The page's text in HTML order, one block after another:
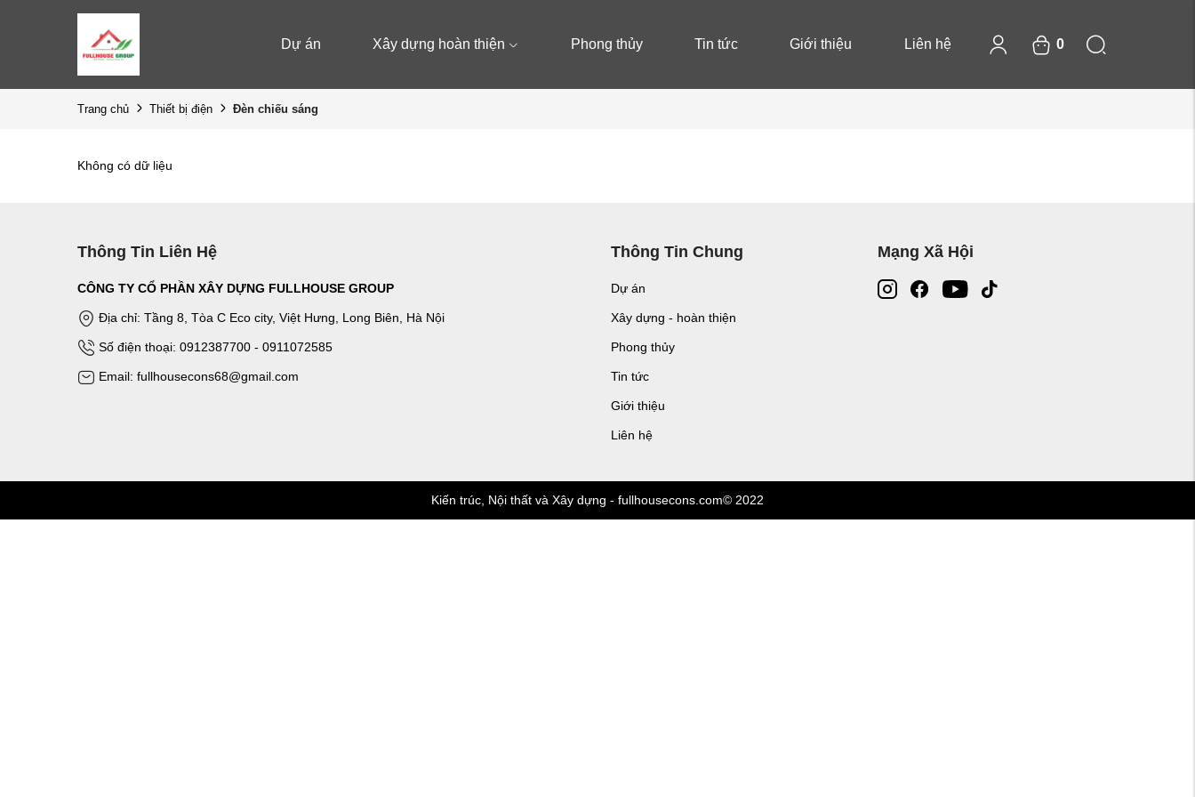
0
Dự án Xây dựng hoàn thiện Phong thủy Tin tức Giới thiệu Liên hệ
Trang chủ Thiết bị điện Đèn chiếu sáng
Không có dữ liệu
Thông Tin Liên Hệ
CÔNG TY CỔ PHẦN XÂY DỰNG FULLHOUSE GROUP
Địa chỉ: Tầng 8, Tòa C Eco city, Việt Hưng, Long Biên, Hà Nội
Số điện thoại: 0912387700 - 0911072585
Email: fullhousecons68@gmail.com
Thông Tin Chung
Dự án
Xây dựng - hoàn thiện
Phong thủy
Tin tức
Giới thiệu
Liên hệ
Mạng Xã Hội
Kiến trúc, Nội thất và Xây dựng - fullhousecons.com© 2022